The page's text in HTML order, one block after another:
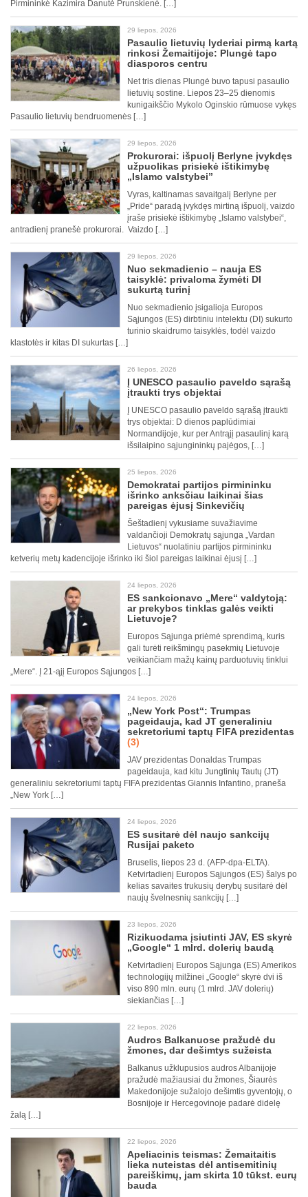
Pirmininkė Kazimira Danutė Prunskienė. […]
29 liepos, 2026
Pasaulio lietuvių lyderiai pirmą kartą
rinkosi Žemaitijoje: Plungė tapo
diasporos centru
Net tris dienas Plungė buvo tapusi pasaulio
lietuvių sostine. Liepos 23–25 dienomis
kunigaikščio Mykolo Oginskio rūmuose vykęs
Pasaulio lietuvių bendruomenės […]
29 liepos, 2026
Prokurorai: išpuolį Berlyne įvykdęs
užpuolikas prisiekė ištikimybę
„Islamo valstybei”
Vyras, kaltinamas savaitgalį Berlyne per
„Pride“ paradą įvykdęs mirtiną išpuolį, vaizdo
įraše prisiekė ištikimybę „Islamo valstybei“,
antradienį pranešė prokurorai. Vaizdo […]
29 liepos, 2026
Nuo sekmadienio – nauja ES
taisyklė: privaloma žymėti DI
sukurtą turinį
Nuo sekmadienio įsigalioja Europos
Sąjungos (ES) dirbtiniu intelektu (DI) sukurto
turinio skaidrumo taisyklės, todėl vaizdo
klastotės ir kitas DI sukurtas […]
26 liepos, 2026
Į UNESCO pasaulio paveldo sąrašą
įtraukti trys objektai
Į UNESCO pasaulio paveldo sąrašą įtraukti
trys objektai: D dienos paplūdimiai
Normandijoje, kur per Antrąjį pasaulinį karą
išsilaipino sąjungininkų pajėgos, […]
25 liepos, 2026
Demokratai partijos pirmininku
išrinko anksčiau laikinai šias
pareigas ėjusį Sinkevičių
Šeštadienį vykusiame suvažiavime
valdančioji Demokratų sąjunga „Vardan
Lietuvos“ nuolatiniu partijos pirmininku
ketverių metų kadencijoje išrinko iki šiol pareigas laikinai ėjusį […]
24 liepos, 2026
ES sankcionavo „Mere“ valdytoją:
ar prekybos tinklas galės veikti
Lietuvoje?
Europos Sąjunga priėmė sprendimą, kuris
gali turėti reikšmingų pasekmių Lietuvoje
veikiančiam mažų kainų parduotuvių tinklui
„Mere“. Į 21-ąjį Europos Sąjungos […]
24 liepos, 2026
„New York Post“: Trumpas
pageidauja, kad JT generaliniu
sekretoriumi taptų FIFA prezidentas
(3)
JAV prezidentas Donaldas Trumpas
pageidauja, kad kitu Jungtinių Tautų (JT)
generaliniu sekretoriumi taptų FIFA prezidentas Giannis Infantino, praneša
„New York […]
24 liepos, 2026
ES susitarė dėl naujo sankcijų
Rusijai paketo
Bruselis, liepos 23 d. (AFP-dpa-ELTA).
Ketvirtadienį Europos Sąjungos (ES) šalys po
kelias savaites trukusių derybų susitarė dėl
naujų švelnesnių sankcijų […]
23 liepos, 2026
Rizikuodama įsiutinti JAV, ES skyrė
„Google“ 1 mlrd. dolerių baudą
Ketvirtadienį Europos Sąjunga (ES) Amerikos
technologijų milžinei „Google“ skyrė dvi iš
viso 890 mln. eurų (1 mlrd. JAV dolerių)
siekiančias […]
22 liepos, 2026
Audros Balkanuose pražudė du
žmones, dar dešimtys sužeista
Balkanus užklupusios audros Albanijoje
pražudė mažiausiai du žmones, Šiaurės
Makedonijoje sužalojo dešimtis gyventojų, o
Bosnijoje ir Hercegovinoje padarė didelę
žalą […]
22 liepos, 2026
Apeliacinis teismas: Žemaitaitis
lieka nuteistas dėl antisemitinių
pareiškimų, jam skirta 10 tūkst. eurų
bauda